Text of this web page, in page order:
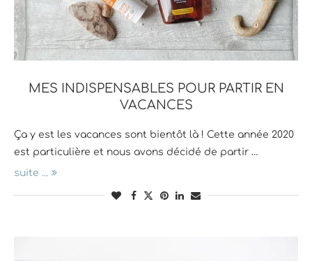
MES INDISPENSABLES POUR PARTIR EN
VACANCES
Ça y est les vacances sont bientôt là ! Cette année 2020
est particulière et nous avons décidé de partir …
suite ...